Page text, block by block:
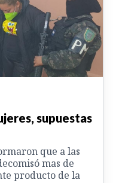
supuestas
que a las
mas de
producto de la